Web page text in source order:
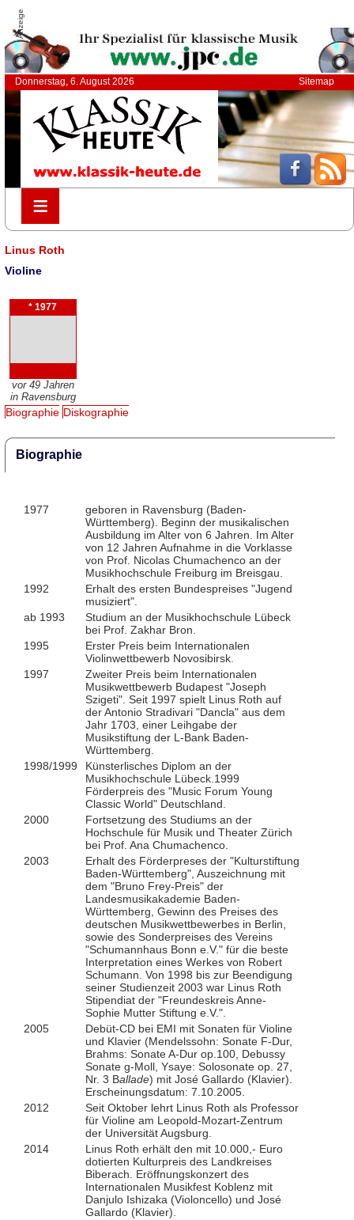
Anzeige
Donnerstag, 6. August 2026 Sitemap
≡
≡
Linus Roth
Violine
* 1977
vor 49 Jahren
in Ravensburg
Biographie Diskographie
Biographie
1977
geboren in Ravensburg (Baden-
Württemberg). Beginn der musikalischen
Ausbildung im Alter von 6 Jahren. Im Alter
von 12 Jahren Aufnahme in die Vorklasse
von Prof. Nicolas Chumachenco an der
Musikhochschule Freiburg im Breisgau.
1992
Erhalt des ersten Bundespreises "Jugend
musiziert".
ab 1993
Studium an der Musikhochschule Lübeck
bei Prof. Zakhar Bron.
1995
Erster Preis beim Internationalen
Violinwettbewerb Novosibirsk.
1997
Zweiter Preis beim Internationalen
Musikwettbewerb Budapest "Joseph
Szigeti". Seit 1997 spielt Linus Roth auf
der Antonio Stradivari "Dancla" aus dem
Jahr 1703, einer Leihgabe der
Musikstiftung der L-Bank Baden-
Württemberg.
1998/1999
Künsterlisches Diplom an der
Musikhochschule Lübeck.1999
Förderpreis des "Music Forum Young
Classic World" Deutschland.
2000
Fortsetzung des Studiums an der
Hochschule für Musik und Theater Zürich
bei Prof. Ana Chumachenco.
2003
Erhalt des Förderpreses der "Kulturstiftung
Baden-Württemberg", Auszeichnung mit
dem "Bruno Frey-Preis" der
Landesmusikakademie Baden-
Württemberg, Gewinn des Preises des
deutschen Musikwettbewerbes in Berlin,
sowie des Sonderpreises des Vereins
"Schumannhaus Bonn e.V." für die beste
Interpretation eines Werkes von Robert
Schumann. Von 1998 bis zur Beendigung
seiner Studienzeit 2003 war Linus Roth
Stipendiat der "Freundeskreis Anne-
Sophie Mutter Stiftung e.V.".
2005
Debüt-CD bei EMI mit Sonaten für Violine
und Klavier (Mendelssohn: Sonate F-Dur,
Brahms: Sonate A-Dur op.100, Debussy
Sonate g-Moll, Ysaye: Solosonate op. 27,
Nr. 3 Ballade) mit José Gallardo (Klavier).
Erscheinungsdatum: 7.10.2005.
2012
Seit Oktober lehrt Linus Roth als Professor
für Violine am Leopold-Mozart-Zentrum
der Universität Augsburg.
2014
Linus Roth erhält den mit 10.000,- Euro
dotierten Kulturpreis des Landkreises
Biberach. Eröffnungskonzert des
Internationalen Musikfest Koblenz mit
Danjulo Ishizaka (Violoncello) und José
Gallardo (Klavier).